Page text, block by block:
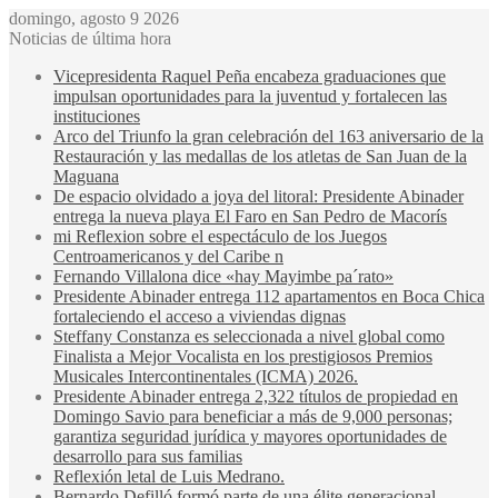
domingo, agosto 9 2026
Noticias de última hora
Vicepresidenta Raquel Peña encabeza graduaciones que
impulsan oportunidades para la juventud y fortalecen las
instituciones
Arco del Triunfo la gran celebración del 163 aniversario de la
Restauración y las medallas de los atletas de San Juan de la
Maguana
De espacio olvidado a joya del litoral: Presidente Abinader
entrega la nueva playa El Faro en San Pedro de Macorís
mi Reflexion sobre el espectáculo de los Juegos
Centroamericanos y del Caribe n
Fernando Villalona dice «hay Mayimbe pa´rato»
Presidente Abinader entrega 112 apartamentos en Boca Chica
fortaleciendo el acceso a viviendas dignas
Steffany Constanza es seleccionada a nivel global como
Finalista a Mejor Vocalista en los prestigiosos Premios
Musicales Intercontinentales (ICMA) 2026.
Presidente Abinader entrega 2,322 títulos de propiedad en
Domingo Savio para beneficiar a más de 9,000 personas;
garantiza seguridad jurídica y mayores oportunidades de
desarrollo para sus familias
Reflexión letal de Luis Medrano.